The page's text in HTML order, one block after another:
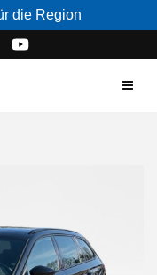
die Region